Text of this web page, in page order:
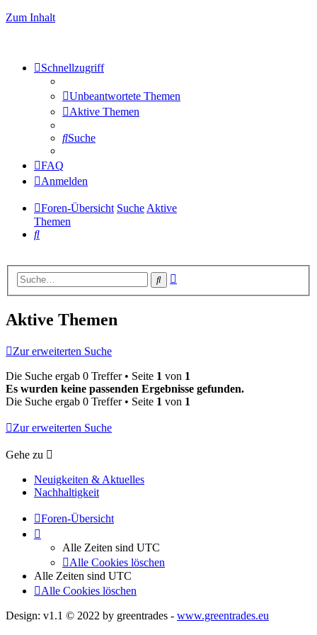
Zum Inhalt
Schnellzugriff
Unbeantwortete Themen
Aktive Themen
Suche
FAQ
Anmelden
Foren-Übersicht Suche Aktive
Themen
Suche
Suche
Aktive Themen
Zur erweiterten Suche
Die Suche ergab 0 Treffer • Seite 1 von 1
Es wurden keine passenden Ergebnisse gefunden.
Die Suche ergab 0 Treffer • Seite 1 von 1
Zur erweiterten Suche
Gehe zu
Neuigkeiten & Aktuelles
Nachhaltigkeit
Foren-Übersicht
Alle Zeiten sind UTC
Alle Cookies löschen
Alle Zeiten sind UTC
Alle Cookies löschen
Design: v1.1 © 2022 by greentrades - www.greentrades.eu